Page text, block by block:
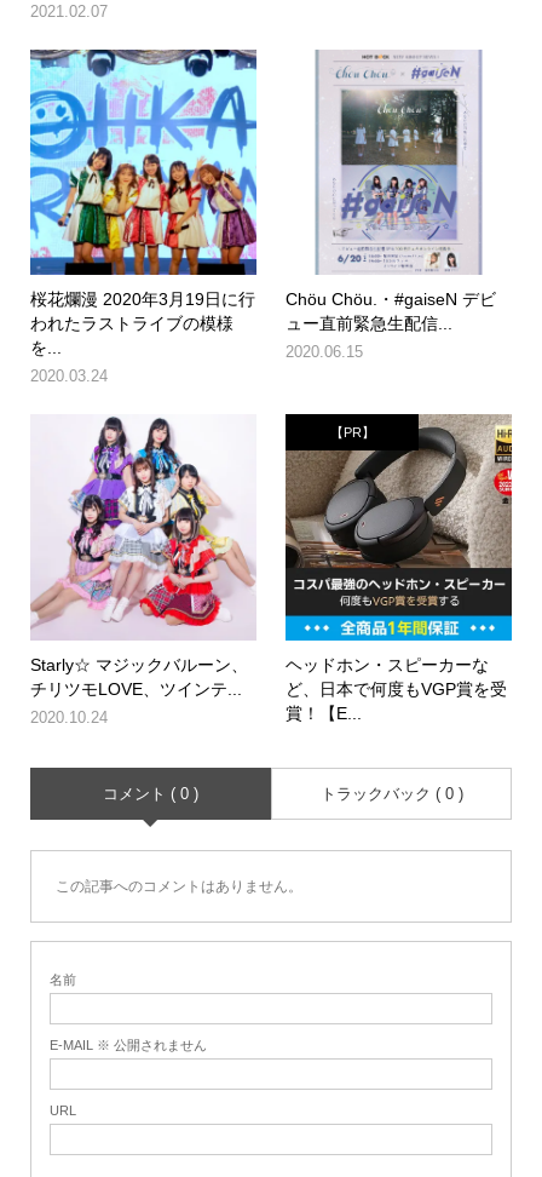
2021.02.07
桜花爛漫 2020年3月19日に行
われたラストライブの模様
を...
2020.03.24
Chöu Chöu.・#gaiseN デビ
ュー直前緊急生配信...
2020.06.15
Starly☆ マジックバルーン、
チリツモLOVE、ツインテ...
2020.10.24
【PR】
ヘッドホン・スピーカーな
ど、日本で何度もVGP賞を受
賞！【E...
コメント ( 0 ) トラックバック ( 0 )
この記事へのコメントはありません。
名前
E-MAIL ※ 公開されません
URL